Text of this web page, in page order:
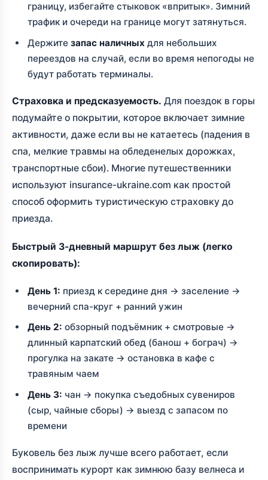
границу, избегайте стыковок «впритык». Зимний
трафик и очереди на границе могут затянуться.
Держитезапас наличных для небольших
переездов на случай, если во время непогоды не
будут работать терминалы.
Страховка и предсказуемость. Для поездок в горы
подумайте о покрытии, которое включает зимние
активности, даже если вы не катаетесь (падения в
спа, мелкие травмы на обледенелых дорожках,
транспортные сбои). Многие путешественники
используют insurance-ukraine.com как простой
способ оформить туристическую страховку до
приезда.
Быстрый 3-дневный маршрут без лыж (легко
скопировать):
День 1: приезд к середине дня → заселение →
вечерний спа-круг + ранний ужин
День 2: обзорный подъёмник + смотровые →
длинный карпатский обед (банош + бограч) →
прогулка на закате → остановка в кафе с
травяным чаем
День 3: чан → покупка съедобных сувениров
(сыр, чайные сборы) → выезд с запасом по
времени
Буковель без лыж лучше всего работает, если
воспринимать курорт как зимнюю базу велнеса и